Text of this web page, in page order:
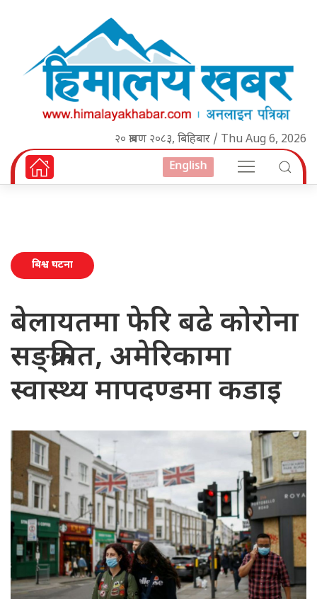
२० श्रावण २०८३, बिहिबार / Thu Aug 6, 2026
English
बिश्व घटना
बेलायतमा फेरि बढे कोरोना
सङ्क्रमित, अमेरिकामा
स्वास्थ्य मापदण्डमा कडाइ